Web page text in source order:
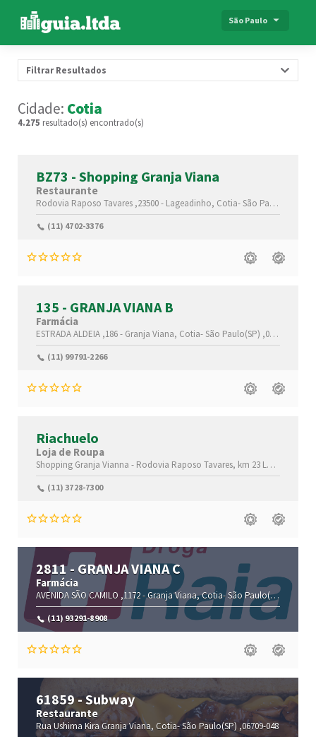
São Paulo
Filtrar Resultados
Cidade: Cotia
4.275 resultado(s) encontrado(s)
BZ73 - Shopping Granja Viana
Restaurante
Rodovia Raposo Tavares ,23500 - Lageadinho, Cotia-São Paulo(SP)
(11) 4702-3376
135 - GRANJA VIANA B
Farmácia
ESTRADA ALDEIA ,186 - Granja Viana, Cotia-São Paulo(SP) ,06709-300
(11) 99791-2266
Riachuelo
Loja de Roupa
Shopping Granja Vianna - Rodovia Raposo Tavares, km 23 Lageadinho,
(11) 3728-7300
2811 - GRANJA VIANA C
Farmácia
AVENIDA SÃO CAMILO ,1172 -Granja Viana,Cotia-São Paulo(SP) ,06709-
(11) 93291-8908
61859 - Subway
Restaurante
Rua Ushima KiraGranja Viana, Cotia-São Paulo(SP) ,06709-048